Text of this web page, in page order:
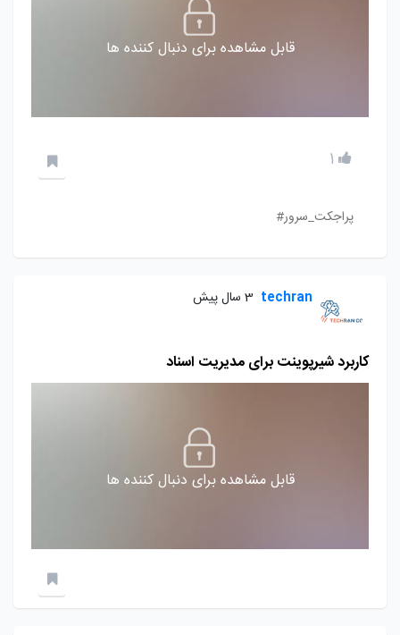
قابل مشاهده برای دنبال کننده ها
1
پراجکت_سرور#
techran 3 سال پیش
کاربرد شیرپوینت برای مدیریت اسناد
قابل مشاهده برای دنبال کننده ها